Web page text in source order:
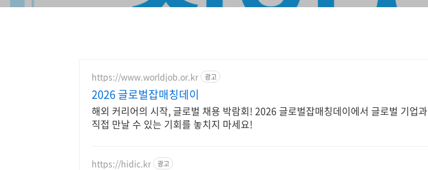
https://www.worldjob.or.kr 광고
2026 글로벌잡매칭데이
해외 커리어의 시작, 글로벌 채용 박람회! 2026 글로벌잡매칭데이에서 글로벌 기업과
직접 만날 수 있는 기회를 놓치지 마세요!
https://hidic.kr 광고